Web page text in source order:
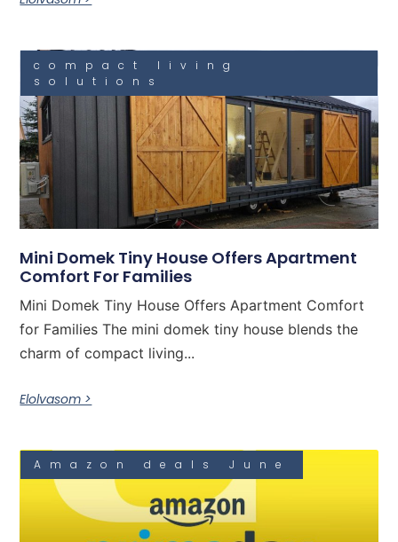
compact living
solutions
Mini Domek Tiny House Offers Apartment
Comfort For Families
Mini Domek Tiny House Offers Apartment Comfort
for Families The mini domek tiny house blends the
charm of compact living...
Elolvasom >
Amazon deals June